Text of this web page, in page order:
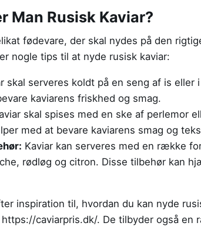
Man Rusisk Kaviar?
fødevare, der skal nydes på den
nogle tips til at nyde rusisk kaviar:
skal serveres koldt på en seng af is
kaviarens friskhed og smag.
skal spises med en ske af perlemor
med at bevare kaviarens smag og
Kaviar kan serveres med en række
rødløg og citron. Disse tilbehør kan
inspiration til, hvordan du kan nyde
caviarpris.dk/. De tilbyder også en